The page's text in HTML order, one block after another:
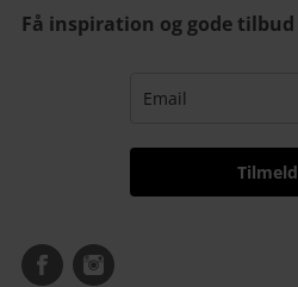
Få inspiration og gode tilbud
Tilmeld